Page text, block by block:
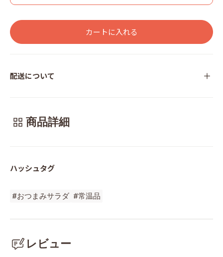
カートに入れる
配送について
商品詳細
ハッシュタグ
#おつまみサラダ #常温品
レビュー